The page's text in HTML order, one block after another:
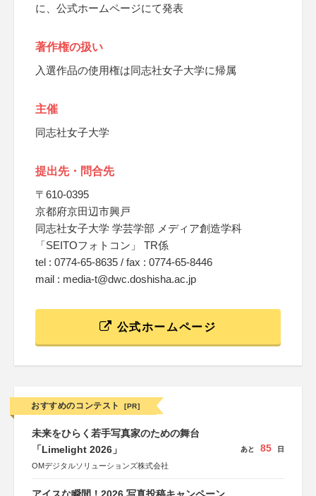
に、公式ホームページにて発表
著作権の扱い
入選作品の使用権は同志社女子大学に帰属
主催
同志社女子大学
提出先・問合先
〒610-0395
京都府京田辺市興戸
同志社女子大学 学芸学部 メディア創造学科
「SEITOフォトコン」 TR係
tel : 0774-65-8635 / fax : 0774-65-8446
mail : media-t@dwc.doshisha.ac.jp
公式ホームページ
おすすめのコンテスト [PR]
未来をひらく若手写真家のための舞台
「Limelight 2026」
OMデジタルソリューションズ株式会社
あと 85 日